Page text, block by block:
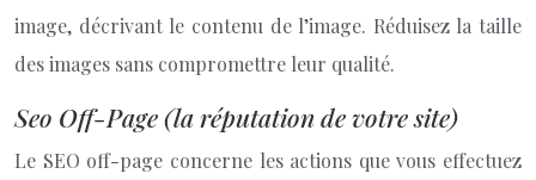
image, décrivant le contenu de l’image. Réduisez la taille
des images sans compromettre leur qualité.
Seo Off-Page (la réputation de votre site)
Le SEO off-page concerne les actions que vous effectuez